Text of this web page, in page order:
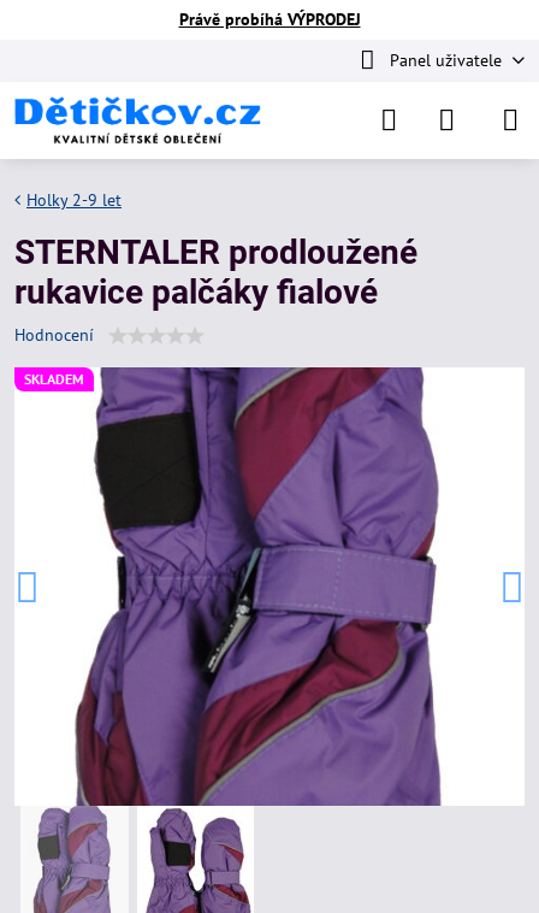
Právě probíhá VÝPRODEJ
Panel uživatele
SKLADEM
Holky 2-9 let
STERNTALER prodloužené
rukavice palčáky fialové
Hodnocení